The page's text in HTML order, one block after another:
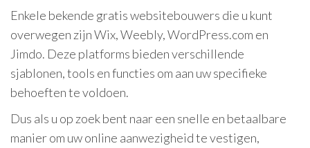
Enkele bekende gratis websitebouwers die u kunt
overwegen zijn Wix, Weebly, WordPress.com en
Jimdo. Deze platforms bieden verschillende
sjablonen, tools en functies om aan uw specifieke
behoeften te voldoen.
Dus als u op zoek bent naar een snelle en betaalbare
manier om uw online aanwezigheid te vestigen,